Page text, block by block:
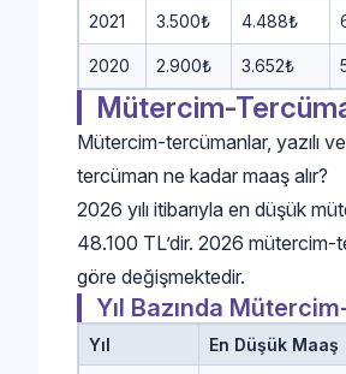
2021 3.500₺ 4.488₺
2020 2.900₺ 3.652₺
Mütercim-
Mütercim-tercümanlar, yazılı
tercüman ne kadar maaş alır?
2026 yılı itibarıyla en düşük
48.100 TL’dir. 2026 mütercim-
göre değişmektedir.
Yıl Bazında
Yıl En Düşük Maaş